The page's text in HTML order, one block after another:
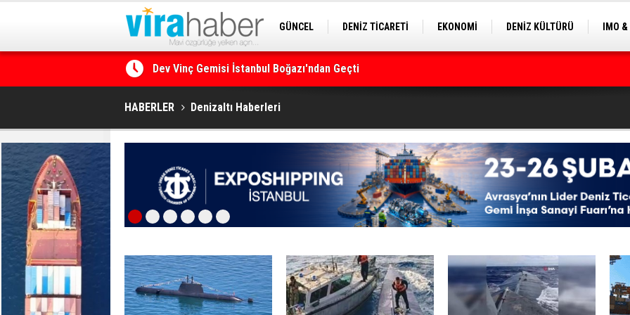
GÜNCEL DENİZ TİCARETİ EKONOMİ DENİZ KÜLTÜRÜ
IMO
Ege Denizi’nin En Büyük Mercan Ormanı
HABERLER Denizaltı Haberleri